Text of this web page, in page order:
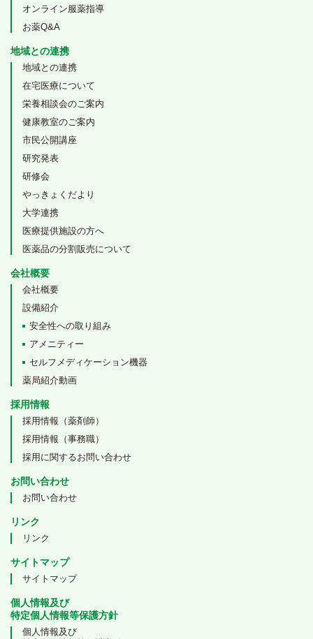
オンライン服薬指導
お薬Q&A
地域との連携
地域との連携
在宅医療について
栄養相談会のご案内
健康教室のご案内
市民公開講座
研究発表
研修会
やっきょくだより
大学連携
医療提供施設の方へ
医薬品の分割販売について
会社概要
会社概要
設備紹介
安全性への取り組み
アメニティー
セルフメディケーション機器
薬局紹介動画
採用情報
採用情報（薬剤師）
採用情報（事務職）
採用に関するお問い合わせ
お問い合わせ
お問い合わせ
リンク
リンク
サイトマップ
サイトマップ
個人情報及び
特定個人情報等保護方針
個人情報及び